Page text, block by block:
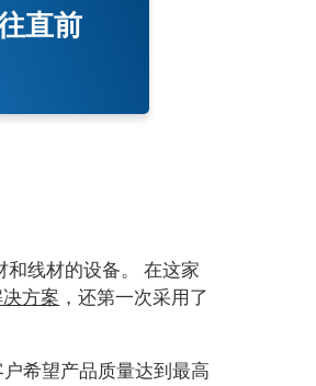
直前
和线材的设备。 在这家
决方案 ，还第一次采用了
希望产品质量达到最高